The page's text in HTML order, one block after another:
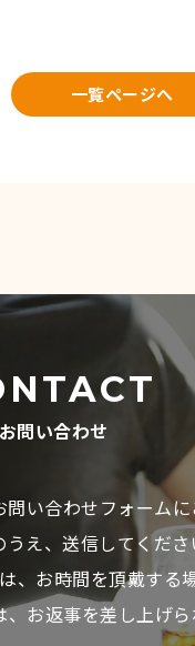
一覧ページへ
お問い合わせ
い合わせフォーム
え、送信してくださ
、お時間を頂戴する
お返事を差し上げ